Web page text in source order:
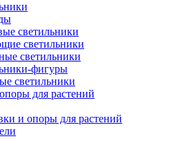
светильники
светильники
светильники
фигуры
светильники
для растений
и опоры для растений